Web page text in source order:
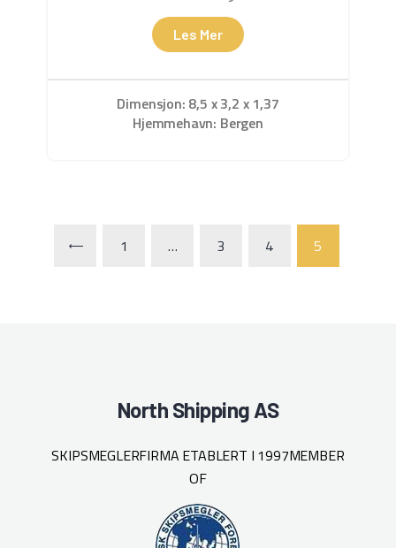
Les Mer
Dimensjon: 8,5 x 3,2 x 1,37
Hjemmehavn: Bergen
1 … 3 4 5
North Shipping AS
SKIPSMEGLERFIRMA ETABLERT I 1997MEMBER
OF